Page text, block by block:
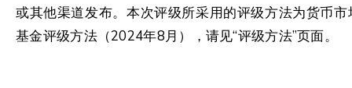
或其他渠道发布。本次评级所采用的评级方法为货币市
基金评级方法（2024年8月），请见“评级方法”页面。